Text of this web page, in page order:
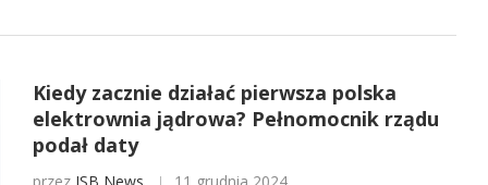
Kiedy zacznie działać pierwsza polska
elektrownia jądrowa? Pełnomocnik rządu
podał daty